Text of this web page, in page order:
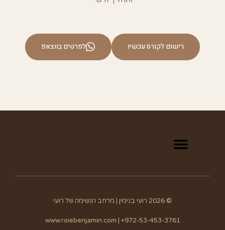
רישום לקורס עכשיו לפרטים בווצאפ
© 2026 רועי בנימין | מרחב הנשימה של רועי
www.roiebenjamin.com | +972-53-453-3761